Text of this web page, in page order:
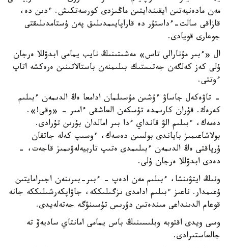
مەن مادەنيەتىن ايقىندايتىن ماڭىزدى كورسەتكىش. ءدىن دە،
قازاقى سالت-ءداستۇر دە قاراپايىمدىلىق پەن ۇستامدىلىقتى
جوعارى قويادى.
ال «ءبىر مۇنارالى تاس» مەشىتىنىڭ نايب يمامى ابدۋللا ەرجان
ۇلى كەز كەلگەن جەتىستىك بىلىمنەن باستالاتىنىن ەرەكشە اتاپ
ءوتتى.
- تاۋەكەل جاساۋ ءۇشىن مۇسىلمان ادامعا ەڭ الدىمەن ءبىلىم
كەرەك. قۇران كارىمدە تۇسكەن العاشقى ءامىر - «وقى!».
دەمەك، ءبىلىم الۋ قانداي ءدا بىر امالدان بۇرىن تۇرادى.
بولاشاعىمىز باياندى بولسىن دەسەك، ءوسىپ كەلە جاتقان
ۇرپاقتى ەڭ الدىمەن ءبىلىمدى ەتىپ تاربيەلەۋىمىز قاجەت، -
دەدى ابدۋللا ەرجان ۇلى.
ونىڭ ايتۋىنشا، ءبىلىم مەن ادەپ - ءبىر-بىرىنەن اجىرامايتىن
ۇعىمدار. ناعىز ءبىلىم ادامدى ىزگىلىككە، جاۋاپكەرشىلىككە جانە
قوعام الدىنداعى مىندەتىن دۇرىس تۇسىنۋگە جەتەلەيدى.
وسى ويدى اقتوبە وبلىسىنىڭ باس يمامى امانتاي ساديەۆ تە
جالعاستىرادى.